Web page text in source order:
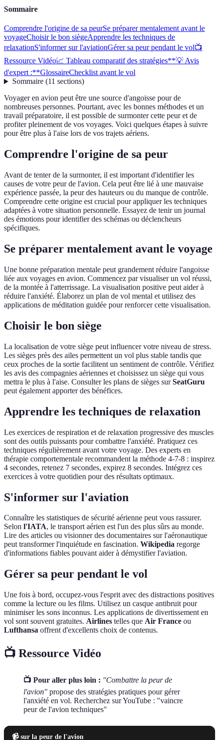
Sommaire
Comprendre l'origine de sa peurSe préparer mentalement avant le
voyageChoisir le bon siègeApprendre les techniques de
relaxationS'informer sur l'aviationGérer sa peur pendant le vol📺
Ressource Vidéo📈 Tableau comparatif des stratégies**💡 Avis
d'expert :**GlossaireChecklist avant le vol
Sommaire(11 sections)
Voyager en avion peut être une source d'angoisse pour de
nombreuses personnes. Pourtant, avec les bonnes méthodes et un
travail préparatoire, il est possible de surmonter cette peur et de
profiter pleinement de vos voyages. Voici quelques étapes à suivre
pour être plus à l'aise lors de vos trajets aériens.
Comprendre l'origine de sa peur
Avant de tenter de la surmonter, il est important d'identifier les
causes de votre peur de l'avion. Cela peut être lié à une mauvaise
expérience passée, la peur des hauteurs ou du manque de contrôle.
Comprendre cette origine est crucial pour appliquer les techniques
adaptées à votre situation personnelle. Essayez de tenir un journal
des émotions pour identifier des schémas ou déclencheurs
spécifiques.
Se préparer mentalement avant le voyage
Une bonne préparation mentale peut grandement réduire l'angoisse
liée aux voyages en avion. Commencez par visualiser un vol réussi,
de la montée à l'atterrissage. La visualisation positive peut aider à
réduire l'anxiété. Élaborez un plan de vol mental et utilisez des
applications de méditation guidée pour renforcer cette visualisation.
Choisir le bon siège
La localisation de votre siège peut influencer votre niveau de stress.
Les sièges près des ailes permettent un vol plus stable tandis que
ceux proches de la sortie facilitent un sentiment de contrôle. Vérifiez
les avis des compagnies aériennes et choisissez un siège qui vous
mettra le plus à l'aise. Consulter les plans de sièges surSeatGuru
peut également apporter des bénéfices.
Apprendre les techniques de relaxation
Les exercices de respiration et de relaxation progressive des muscles
sont des outils puissants pour combattre l'anxiété. Pratiquez ces
techniques régulièrement avant votre voyage. Des experts en
thérapie comportementale recommandent la méthode 4-7-8 : inspirez
4 secondes, retenez 7 secondes, expirez 8 secondes. Intégrez ces
exercices à votre quotidien pour des résultats optimaux.
S'informer sur l'aviation
Connaître les statistiques de sécurité aérienne peut vous rassurer.
Selon l'IATA, le transport aérien est l'un des plus sûrs au monde.
Lire des articles ou visionner des documentaires sur l'aéronautique
peut transformer l'inquiétude en fascination. Wikipedia regorge
d'informations fiables pouvant aider à démystifier l'aviation.
Gérer sa peur pendant le vol
Une fois à bord, occupez-vous l'esprit avec des distractions positives
comme la lecture ou les films. Utilisez un casque antibruit pour
minimiser les sons inconnus. Les applications de divertissement en
vol sont souvent gratuites. Airlines telles que Air France ou
Lufthansa offrent d'excellents choix de contenus.
📺 Ressource Vidéo
📺 Pour aller plus loin : "Combattre la peur de
l'avion" propose des stratégies pratiques pour gérer
l'anxiété en vol. Recherchez sur YouTube : "vaincre
peur de l'avion techniques"
📹 sur la peur de l'avion